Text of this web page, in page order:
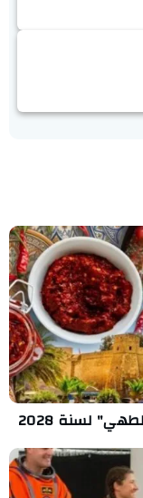
لسنة 2028